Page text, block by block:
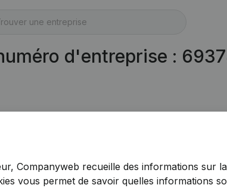
d'entreprise :
Companyweb recueille des informations sur
vous permet de savoir quelles informations